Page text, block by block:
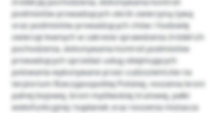
podmiotów prowadzących obrót zwierzyną żywą
oraz podmiotów prowadzących chów i hodowlę
zwierząt łownych w zakresie sprawdzenia źródeł ich
pochodzenia, dokonywania kontroli podmiotów
prowadzących sprzedaż usług obejmujących
polowania wykonywane przez cudzoziemców na
terytorium Rzeczypospolitej Polskiej, noszenia broni
palnej bojowej, broni myśliwskiej śrutowej, pałki
wielofunkcyjnej i kajdanek oraz noszenia miotacza